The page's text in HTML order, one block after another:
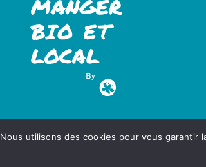
Nous utilisons des cookies pour vous